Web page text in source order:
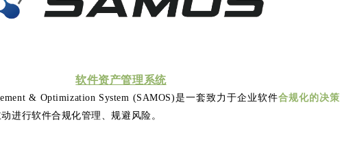
软件资产管理系统
& Optimization System (SAMOS)是一套致力于企业软件合规化的决策
进行软件合规化管理、规避风险。